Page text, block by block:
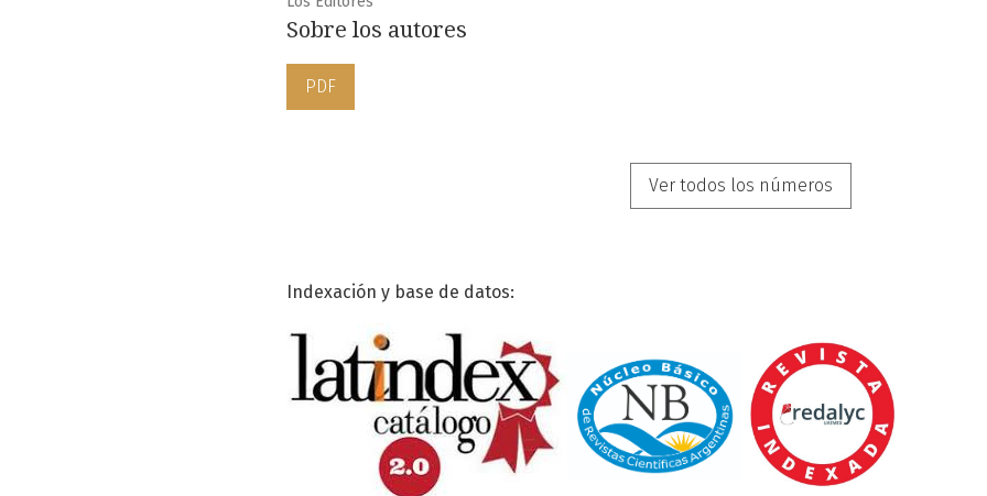
Sobre los autores
PDF
Ver todos los números
Indexación y base de datos: